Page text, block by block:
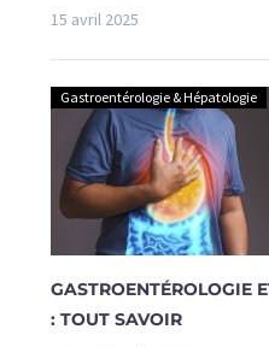
15 avril 2025
Gastroentérologie & Hépatologie
GASTROENTÉROLOGIE
: TOUT SAVOIR